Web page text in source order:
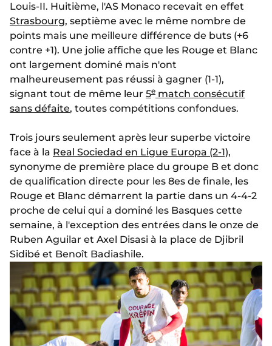
Louis-II. Huitième, l'AS Monaco recevait en effet
Strasbourg, septième avec le même nombre de
points mais une meilleure différence de buts (+6
contre +1). Une jolie affiche que les Rouge et Blanc
ont largement dominé mais n'ont
malheureusement pas réussi à gagner (1-1),
signant tout de même leur 5e match consécutif
sans défaite, toutes compétitions confondues.
Trois jours seulement après leur superbe victoire
face à la Real Sociedad en Ligue Europa (2-1),
synonyme de première place du groupe B et donc
de qualification directe pour les 8es de finale, les
Rouge et Blanc démarrent la partie dans un 4-4-2
proche de celui qui a dominé les Basques cette
semaine, à l'exception des entrées dans le onze de
Ruben Aguilar et Axel Disasi à la place de Djibril
Sidibé et Benoît Badiashile.